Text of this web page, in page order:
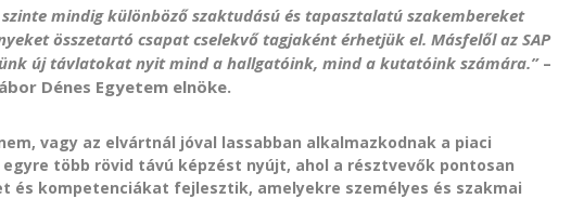
mindig különböző szaktudású és tapasztalatú szakembereket
összetartó csapat cselekvő tagjaként érhetjük el. Másfelől az SAP
új távlatokat nyit mind a hallgatóink, mind a kutatóink számára.” –
Dénes Egyetem elnöke.
vagy az elvártnál jóval lassabban alkalmazkodnak a piaci
egyre több rövid távú képzést nyújt, ahol a résztvevők pontosan
és kompetenciákat fejlesztik, amelyekre személyes és szakmai